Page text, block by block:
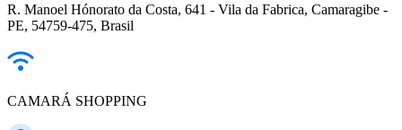
R. Manoel Hónorato da Costa, 641 - Vila da Fabrica, Camaragibe -
PE, 54759-475, Brasil
CAMARÁ SHOPPING